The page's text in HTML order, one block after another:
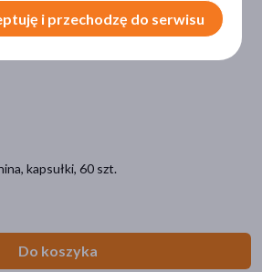
kapsułki, 60 szt.
Do koszyka
(7)
i przechodzę do serwisu